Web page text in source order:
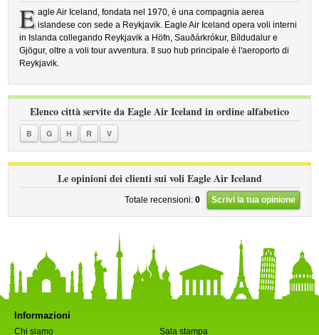
E agle Air Iceland, fondata nel 1970, è una compagnia aerea
islandese con sede a Reykjavik. Eagle Air Iceland opera voli interni
in Islanda collegando Reykjavik a Höfn, Sauðárkrókur, Bíldudalur e
Gjögur, oltre a voli tour avventura. Il suo hub principale è l'aeroporto di
Reykjavik.
Elenco città servite da Eagle Air Iceland in ordine alfabetico
B G H R V
Le opinioni dei clienti sui voli Eagle Air Iceland
Totale recensioni: 0 Scrivi la tua opinione
Informazioni
Chi siamo Sala stampa